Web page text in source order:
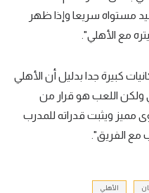
مستواه سريعا وإذا ظهر
مع الأهلي".
كبيرة جدا بدليل أن الأهلي
ولكن اللعب هو قرار من
مميز ويثبت قدراته للمدرب
مع الفريق".
الأهلي